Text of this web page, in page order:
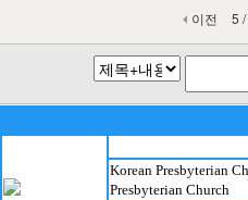
이전 5
Korean Presbyterian
Presbyterian Church